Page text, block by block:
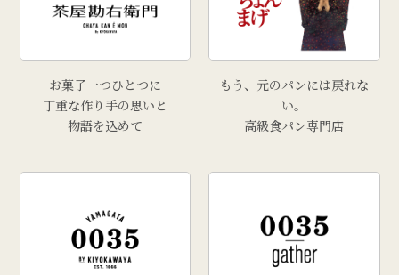
お菓子一つひとつに
丁重な作り手の思いと
物語を込めて
もう、元のパンには戻れな
い。
高級食パン専門店